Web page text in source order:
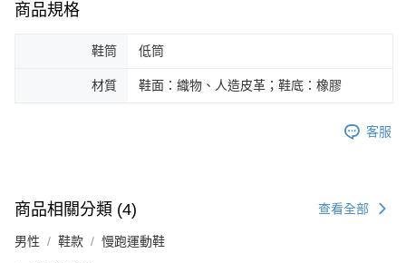
商品規格
鞋筒 低筒
材質 鞋面：織物、人造皮革；鞋底：橡膠
客服
商品相關分類 (4) 查看全部
男性 鞋款 慢跑運動鞋